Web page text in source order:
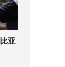
亚